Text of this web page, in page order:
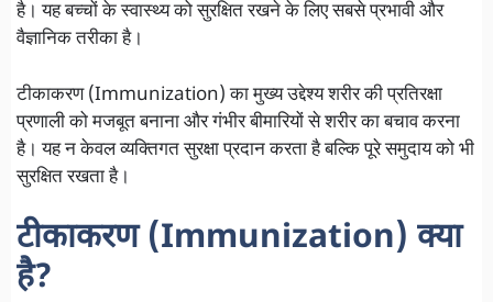
है। यह बच्चों के स्वास्थ्य को सुरक्षित रखने के लिए सबसे प्रभावी और
वैज्ञानिक तरीका है।
टीकाकरण (Immunization) का मुख्य उद्देश्य शरीर की प्रतिरक्षा
प्रणाली को मजबूत बनाना और गंभीर बीमारियों से शरीर का बचाव करना
है। यह न केवल व्यक्तिगत सुरक्षा प्रदान करता है बल्कि पूरे समुदाय को भी
सुरक्षित रखता है।
टीकाकरण (Immunization) क्या
है?